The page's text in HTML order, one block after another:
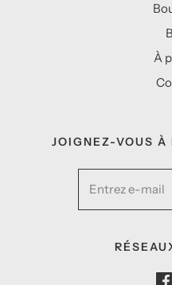
À
JOIGNEZ-VOUS À